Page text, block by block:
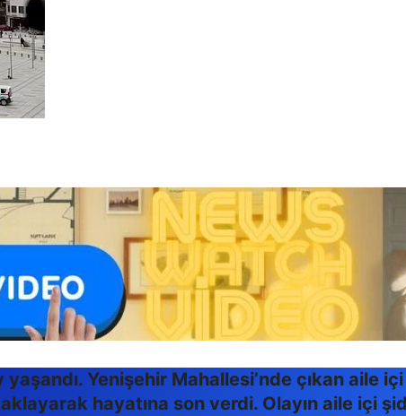
Yenişehir Mahallesi’nde çıkan aile
hayatına son verdi. Olayın aile içi